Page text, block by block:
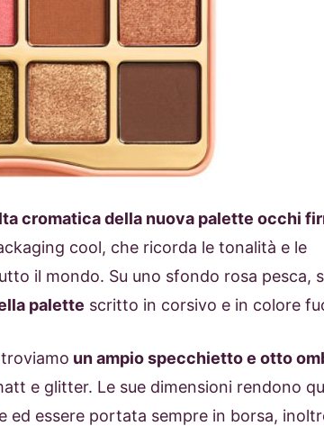
cromatica della nuova palette occhi
cool, che ricorda le tonalità e le
il mondo. Su uno sfondo rosa pesca,
palette scritto in corsivo e in colore
un ampio specchietto e otto
e glitter. Le sue dimensioni rendono
essere portata sempre in borsa,